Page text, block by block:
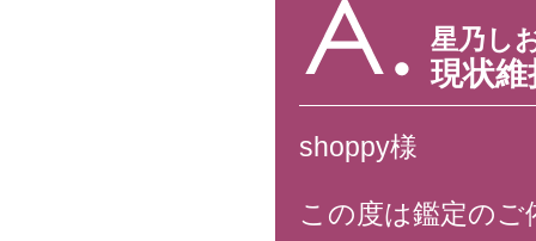
星乃し
現状
shoppy様
この度は鑑定の